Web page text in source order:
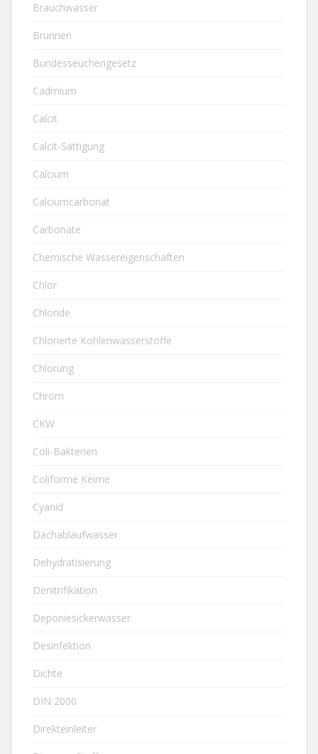
Brauchwasser
Brunnen
Bundesseuchengesetz
Cadmium
Calcit
Calcit-Sättigung
Calcium
Calciumcarbonat
Carbonate
Chemische Wassereigenschaften
Chlor
Chloride
Chlorierte Kohlenwasserstoffe
Chlorung
Chrom
CKW
Coli-Bakterien
Coliforme Keime
Cyanid
Dachablaufwasser
Dehydratisierung
Denitrifikation
Deponiesickerwasser
Desinfektion
Dichte
DIN 2000
Direkteinleiter